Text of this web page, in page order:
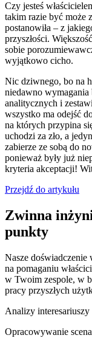
Czy jesteś
takim razie być może
postanowiła – z
przyszłości.
sobie
wyjątkowo cicho.
Nic dziwnego, bo na
niedawno wymagania
analitycznych i
wszystko ma odejść
na których przypina
uchodzi za zło, a
zabierze ze sobą do
ponieważ były już
kryteria akceptacji!
Przejdź do artykułu
Zwinna
punkty
Nasze
na pomaganiu
w Twoim zespole, w
pracy przyszłych
Analizy interesariuszy
Opracowywanie